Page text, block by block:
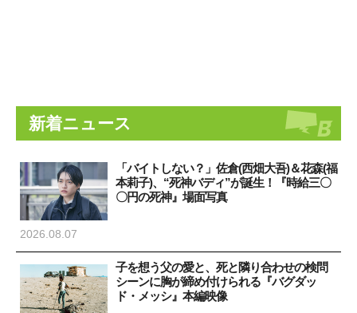
新着ニュース
「バイトしない？」佐倉(西畑大吾)＆花森(福
本莉子)、“死神バディ”が誕生！『時給三〇
〇円の死神』場面写真
2026.08.07
子を想う父の愛と、死と隣り合わせの検問
シーンに胸が締め付けられる『バグダッ
ド・メッシ』本編映像